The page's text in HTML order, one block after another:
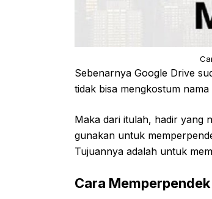
Sebenarnya Google Drive
tidak bisa mengkostum
Maka dari itulah, hadir yang
gunakan untuk
Tujuannya adalah untuk
Cara